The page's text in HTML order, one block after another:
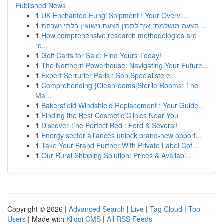
Published News
1 UK Enchanted Fungi Shipment : Your Overvi...
1
הצעה מושלמת: איך לתכנן הצעת נישואין בלתי נשכחת ...
1 How comprehensive research methodologies are
re...
1 Golf Carts for Sale: Find Yours Today!
1 The Northern Powerhouse: Navigating Your Future...
1 Expert Serrurier Paris : Son Spécialiste e...
1 Comprehending {Cleanrooms|Sterile Rooms: The
Ma...
1 Bakersfield Windshield Replacement : Your Guide...
1 Finding the Best Cosmetic Clinics Near You
1 Discover The Perfect Bed : Ford & Several!
1 Energy sector alliances unlock brand-new opport...
1 Take Your Brand Further With Private Label Cof...
1 Our Rural Shipping Solution: Prices & Availabi...
Copyright © 2026 | Advanced Search | Live | Tag Cloud | Top
Users | Made with Kliqqi CMS | All RSS Feeds